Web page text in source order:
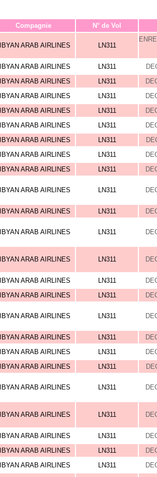
Compagnie N° de Vol
ARAB AIRLINES LN311
ARAB AIRLINES LN311
ARAB AIRLINES LN311
ARAB AIRLINES LN311
ARAB AIRLINES LN311
ARAB AIRLINES LN311
ARAB AIRLINES LN311
ARAB AIRLINES LN311
ARAB AIRLINES LN311
ARAB AIRLINES LN311
ARAB AIRLINES LN311
ARAB AIRLINES LN311
ARAB AIRLINES LN311
ARAB AIRLINES LN311
ARAB AIRLINES LN311
ARAB AIRLINES LN311
ARAB AIRLINES LN311
ARAB AIRLINES LN311
ARAB AIRLINES LN311
ARAB AIRLINES LN311
ARAB AIRLINES LN311
ARAB AIRLINES LN311
ARAB AIRLINES LN311
ARAB AIRLINES LN311